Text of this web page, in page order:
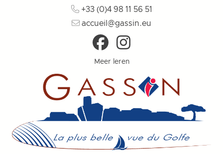
+33 (0)4 98 11 56 51
accueil@gassin.eu
Meer leren